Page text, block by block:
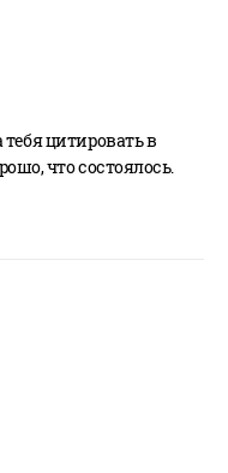
цитировать в
что состоялось.